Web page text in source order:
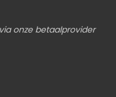
onze betaalprovider